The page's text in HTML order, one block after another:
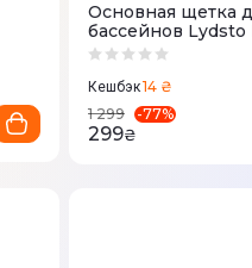
Основная щетка
бассейнов Lydsto
Кешбэк14 ₴
1 299
-77%
299₴